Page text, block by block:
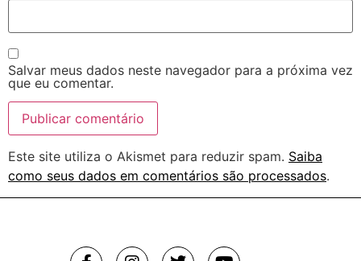
Salvar meus dados neste navegador para a próxima vez
que eu comentar.
Este site utiliza o Akismet para reduzir spam. Saiba
como seus dados em comentários são processados.